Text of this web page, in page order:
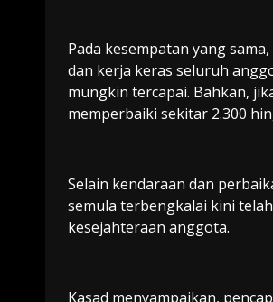
Pada kesempatan yang
dan kerja keras seluruh
mungkin tercapai. Bahkan,
memperbaiki sekitar 2.300
Selain kendaraan dan
semula terbengkalai kini
kesejahteraan anggota.
Kasad menyampaikan,